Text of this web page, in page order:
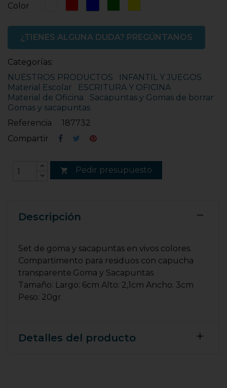
Color
¿TIENES ALGUNA DUDA? PREGÚNTANOS
Categorías:
NUESTROS PRODUCTOS
INFANTIL Y JUEGOS
Material Escolar
ESCRITURA Y OFICINA
Material de Oficina
Sacapuntas y Gomas de borrar
Gomas y sacapuntas
Referencia
187732
Compartir
 Pedir presupuesto
Descripción
Set de goma y sacapuntas en vivos colores.
Compartimento para residuos con capucha
transparente.Goma y Sacapuntas
Tamaño: Largo: 6cm Alto: 2,1cm Ancho: 3cm
Peso: 20gr
Detalles del producto